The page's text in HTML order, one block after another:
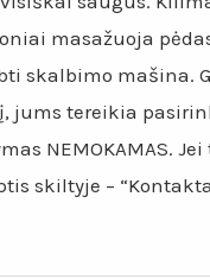
masažuoja
skalbimo mašina.
jums tereikia
NEMOKAMAS.
skiltyje –